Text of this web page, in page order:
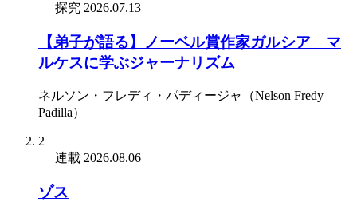
探究 2026.07.13
【弟子が語る】ノーベル賞作家ガルシア゠マ
ルケスに学ぶジャーナリズム
ネルソン・フレディ・パディージャ（Nelson Fredy
Padilla）
2
連載 2026.08.06
ゾス